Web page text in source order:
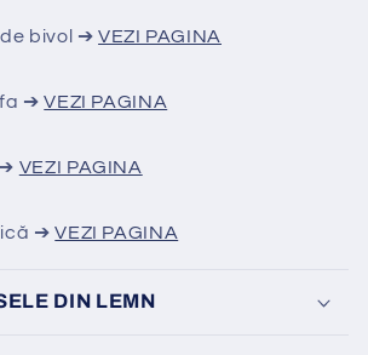
bivol ➔VEZI PAGINA
➔VEZI PAGINA
VEZI PAGINA
➔VEZI PAGINA
DIN LEMN